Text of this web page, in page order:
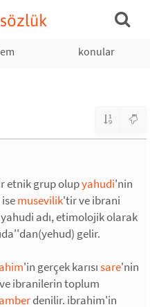
konular
etnik grup olupyahudi'nin
musevilik'tir ve ibrani
adı, etimolojik olarak
gelir.
'in gerçek karısısare'nin
ibranilerin toplum
denilir. ibrahim'in